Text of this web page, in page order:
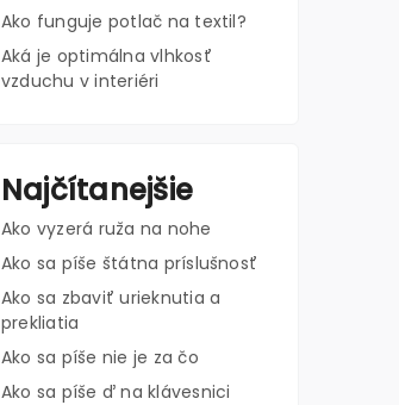
Ako funguje potlač na textil?
Aká je optimálna vlhkosť
vzduchu v interiéri
Najčítanejšie
Ako vyzerá ruža na nohe
Ako sa píše štátna príslušnosť
Ako sa zbaviť urieknutia a
prekliatia
Ako sa píše nie je za čo
Ako sa píše ď na klávesnici